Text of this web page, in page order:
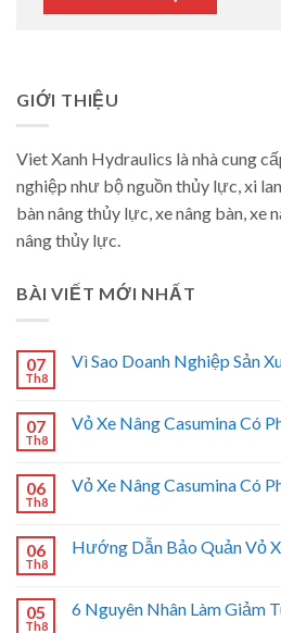
GIỚI THIỆU
Viet Xanh Hydraulics là nhà cung
nghiệp như bộ nguồn thủy lực, xi
bàn nâng thủy lực, xe nâng bàn, xe
nâng thủy lực.
BÀI VIẾT MỚI NHẤT
07
Th8
Vì Sao Doanh Nghiệp Sản
07
Th8
Vỏ Xe Nâng Casumina Có
06
Th8
Vỏ Xe Nâng Casumina Có
06
Th8
Hướng Dẫn Bảo Quản Vỏ
05
Th8
6 Nguyên Nhân Làm Giảm